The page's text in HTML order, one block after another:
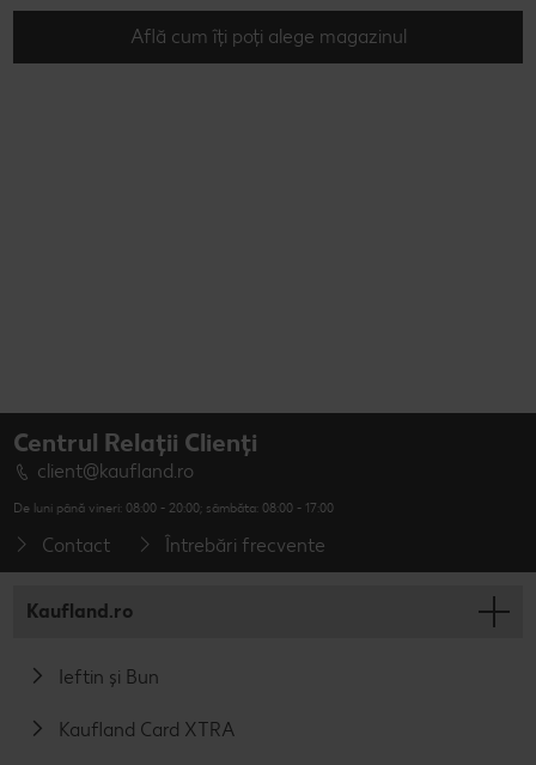
Află cum îți poți alege magazinul
Centrul Relații Clienți
client@kaufland.ro
De luni până vineri: 08:00 - 20:00; sâmbăta: 08:00 - 17:00
Contact Întrebări frecvente
Kaufland.ro
Ieftin și Bun
Kaufland Card XTRA